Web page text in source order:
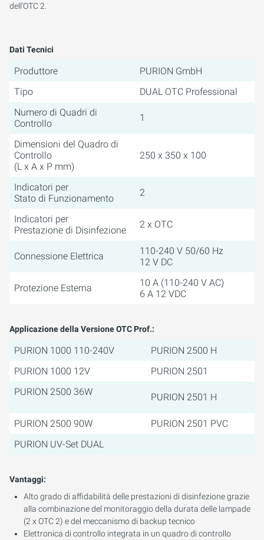
dell'OTC 2.
Dati Tecnici
Produttore
PURION GmbH
Tipo
DUAL OTC Professional
Numero di Quadri di
Controllo
1
Dimensioni del Quadro di
Controllo
(L x A x P mm)
250 x 350 x 100
Indicatori per
Stato di Funzionamento
2
Indicatori per
Prestazione di Disinfezione
2 x OTC
Connessione Elettrica
110-240 V 50/60 Hz
12 V DC
Protezione Esterna
10 A (110-240 V AC)
6 A 12 VDC
Applicazione della Versione OTC Prof.:
PURION 1000 110-240V
PURION 2500 H
PURION 1000 12V
PURION 2501
PURION 2500 36W
PURION 2501 H
PURION 2500 90W
PURION 2501 PVC
PURION UV-Set DUAL
Vantaggi:
Alto grado di affidabilità delle prestazioni di disinfezione grazie
alla combinazione del monitoraggio della durata delle lampade
(2 x OTC 2) e del meccanismo di backup tecnico
Elettronica di controllo integrata in un quadro di controllo